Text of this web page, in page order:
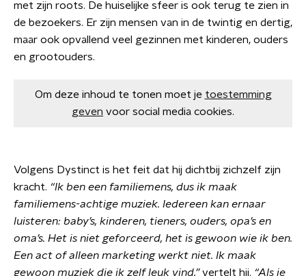
met zijn roots. De huiselijke sfeer is ook terug te zien in
de bezoekers. Er zijn mensen van in de twintig en dertig,
maar ook opvallend veel gezinnen met kinderen, ouders
en grootouders.
Om deze inhoud te tonen moet je toestemming
geven voor social media cookies.
Volgens Dystinct is het feit dat hij dichtbij zichzelf zijn
kracht. “Ik ben een familiemens, dus ik maak
familiemens-achtige muziek. Iedereen kan ernaar
luisteren: baby’s, kinderen, tieners, ouders, opa’s en
oma’s. Het is niet geforceerd, het is gewoon wie ik ben.
Een act of alleen marketing werkt niet. Ik maak
gewoon muziek die ik zelf leuk vind,”vertelt hij. “Als je